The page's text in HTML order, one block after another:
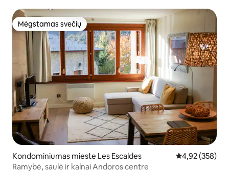
Mėgstamas svečių
Mėgstamas svečių
Kondominiumas mieste Les Escaldes Vidutinis
4,92 (358)
Ramybė, saulė ir kalnai Andoros centre